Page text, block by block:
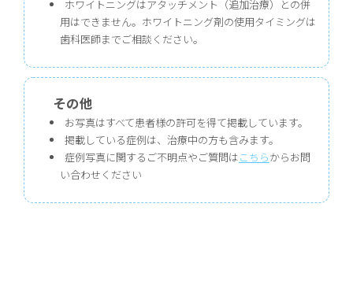
ホワイトニングはアタッチメント（追加治療）との併
用はできません。ホワイトニング剤の使用タイミングは
歯科医師までご相談ください。
その他
お写真はすべて患者様の許可を得て掲載しています。
掲載している症例は、治療中の方も含みます。
症例写真に関するご不明点やご質問はこちらからお問
い合わせください